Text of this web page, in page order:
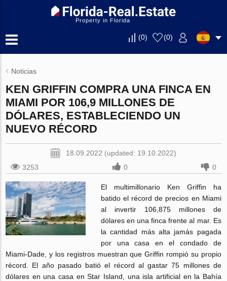
Property in Florida
(0) (0)
Noticias
KEN GRIFFIN COMPRA UNA FINCA EN
MIAMI POR 106,9 MILLONES DE
DÓLARES, ESTABLECIENDO UN
NUEVO RÉCORD
18.09.2022 (updated: 19.10.2022)
3253
0 0
El multimillonario Ken Griffin ha
batido el récord de precios en Miami
al invertir 106,875 millones de
dólares en una finca frente al mar. Es
la cantidad más alta jamás pagada
por una casa en el condado de
Miami-Dade, y los registros muestran que Griffin rompió su propio
récord. El año pasado batió el récord al gastar 75 millones de
dólares en una casa en Star Island, una isla artificial en la Bahía